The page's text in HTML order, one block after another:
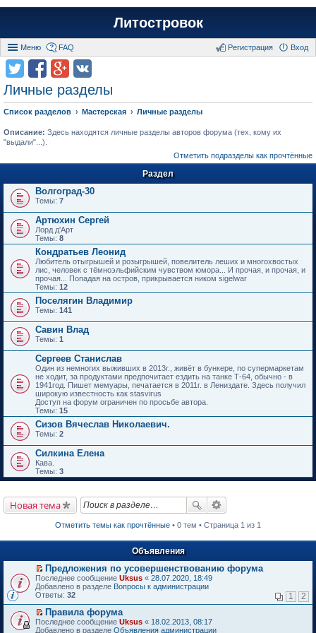
Литостровок
Меню FAQ Вход
Регистрация
Личные разделы
Список разделов Мастерская Личные разделы
Описание: Здесь находятся личные разделы авторов форума (тех, кому их
"выдали"...).
Отметить подразделы как прочтённые
Раздел
Волгоград-30
Темы: 7
Артюхин Сергей
Лорд д'Арт
Темы: 8
Кондратьев Леонид
Любитель отыгрышей и розыгрышей, повелитель леших и многохвостых
лис, человек с тёмноэльфийским чувством юмора... И прочая, и прочая, и
прочая... Попадая на остров, прикрывается ником sigelwar
Темы: 12
Поселягин Владимир
Темы: 141
Савин Влад
Темы: 1
Сергеев Станислав
Один из немногих выживших в 2013г., живёт в бункере, по супермаркетам
не ходит, за продуктами предпочитает ездить на танке Т-64, обычно - в
1941год. Пишет мемуары, печатается в 2011г. в Лениздате. Здесь получил
широкую известность как stasvirus
Доступ на форум ограничен по просьбе автора.
Темы: 15
Сизов Вячеслав Николаевич.
Темы: 2
Силкина Елена
Кава.
Темы: 3
Новая тема
Отметить темы как прочтённые • 0 тем • Страница 1 из 1
Объявления
П
е
р
й
т
и
Предложения по усовершенствованию форума
Последнее сообщение Uksus « 28.07.2020, 18:49
Добавлено в разделе Вопросы к администрации
Ответы: 32 1 2
П
е
Правила форума
Последнее сообщение Uksus « 18.02.2013, 08:17
Добавлено в разделе Объявления администрации